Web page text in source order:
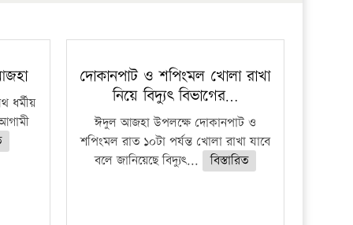
দোকানপাট ও শপিংমল খোলা রাখা
নিয়ে বিদ্যুৎ বিভাগের…
ঈদুল আজহা উপলক্ষে দোকানপাট ও
শপিংমল রাত ১০টা পর্যন্ত খোলা রাখা যাবে
বলে জানিয়েছে বিদ্যুৎ...
বিস্তারিত